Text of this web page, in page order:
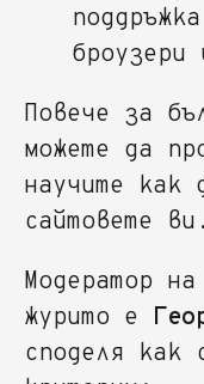
броузери
Повече за
можете да
научите как
сайтовете
Модератор
журито е
споделя как